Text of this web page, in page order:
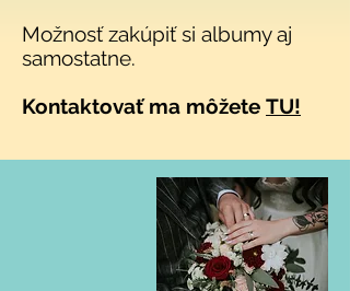
Možnosť zakúpiť si albumy aj
samostatne.
Kontaktovať ma môžete TU!